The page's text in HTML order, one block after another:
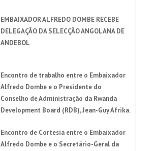
EMBAIXADOR ALFREDO DOMBE RECEBE
DELEGAÇÃO DA SELECÇÃO ANGOLANA DE
ANDEBOL
Encontro de trabalho entre o Embaixador
Alfredo Dombe e o Presidente do
Conselho de Administração da Rwanda
Development Board (RDB), Jean-Guy Afrika.
Encontro de Cortesia entre o Embaixador
Alfredo Dombe e o Secretário-Geral da